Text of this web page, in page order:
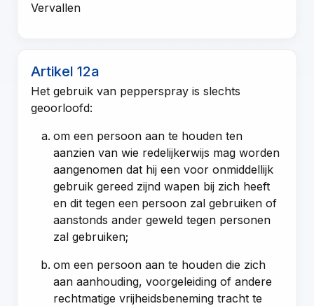
Vervallen
Artikel 12a
Het gebruik van pepperspray is slechts
geoorloofd:
om een persoon aan te houden ten
aanzien van wie redelijkerwijs mag worden
aangenomen dat hij een voor onmiddellijk
gebruik gereed zijnd wapen bij zich heeft
en dit tegen een persoon zal gebruiken of
aanstonds ander geweld tegen personen
zal gebruiken;
om een persoon aan te houden die zich
aan aanhouding, voorgeleiding of andere
rechtmatige vrijheidsbeneming tracht te